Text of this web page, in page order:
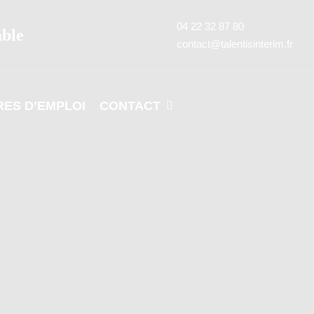
04 22 32 87 80
contact@talentisinterim.fr
D’EMPLOI CONTACT